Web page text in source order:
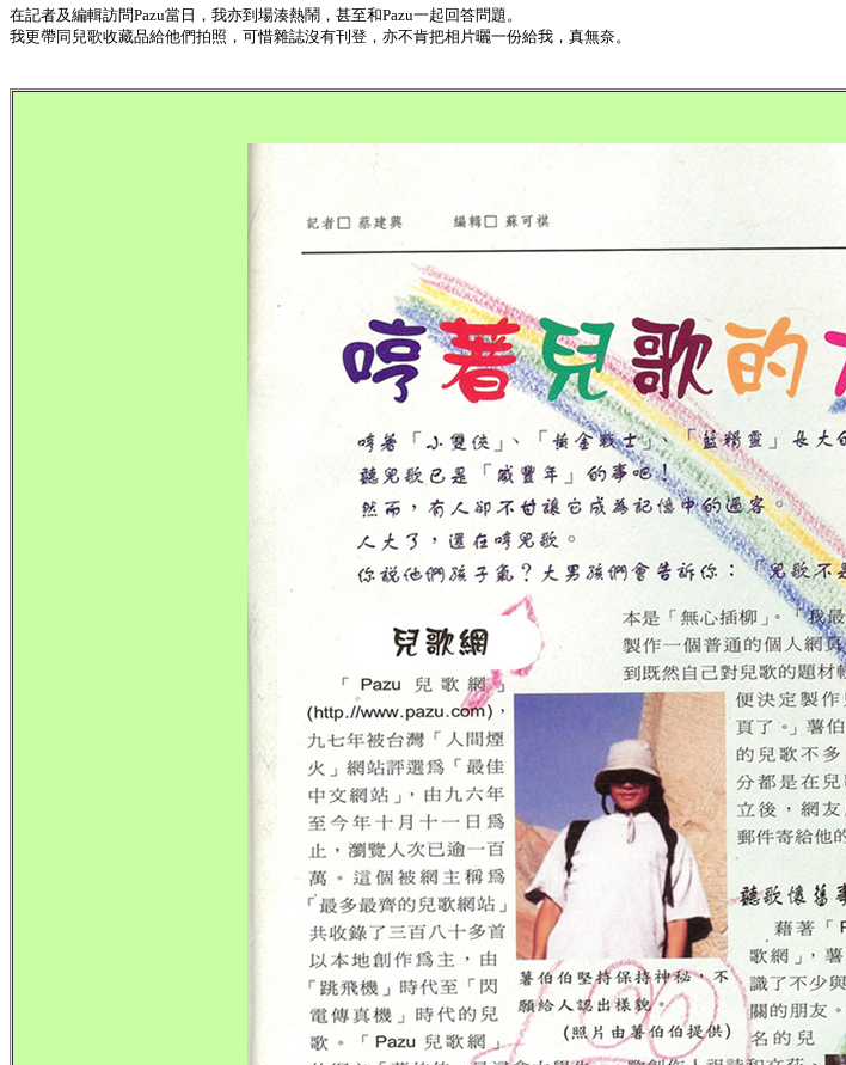
在記者及編輯訪問Pazu當日，我亦到場湊熱鬧，甚至和Pazu一起回答問題。
我更帶同兒歌收藏品給他們拍照，可惜雜誌沒有刊登，亦不肯把相片曬一份給我，真無奈。